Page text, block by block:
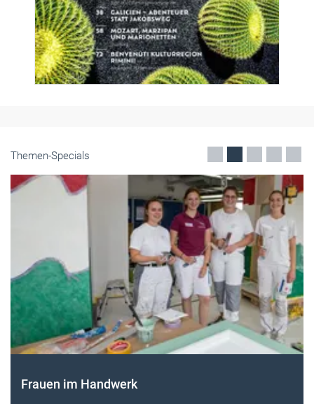
Themen-Specials
Frauen im Handwerk